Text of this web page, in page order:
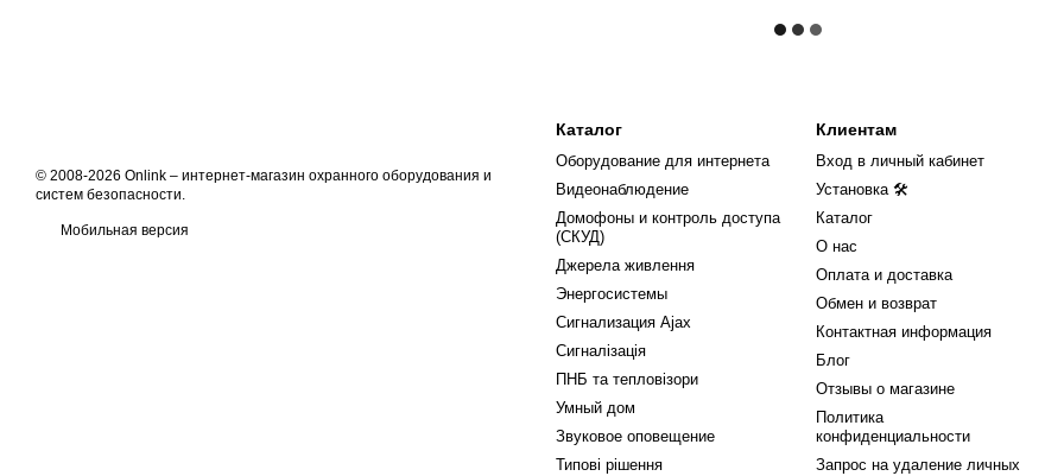
© 2008-2026 Onlink – интернет-магазин охранного оборудования и
систем безопасности.
Мобильная версия
Каталог
Оборудование для интернета
Видеонаблюдение
Домофоны и контроль доступа
(СКУД)
Джерела живлення
Энергосистемы
Сигнализация Ajax
Сигналізація
ПНБ та тепловізори
Умный дом
Звуковое оповещение
Типові рішення
Клиентам
Вход в личный кабинет
Установка 🛠
Каталог
О нас
Оплата и доставка
Обмен и возврат
Контактная информация
Блог
Отзывы о магазине
Политика
конфиденциальности
Запрос на удаление личных